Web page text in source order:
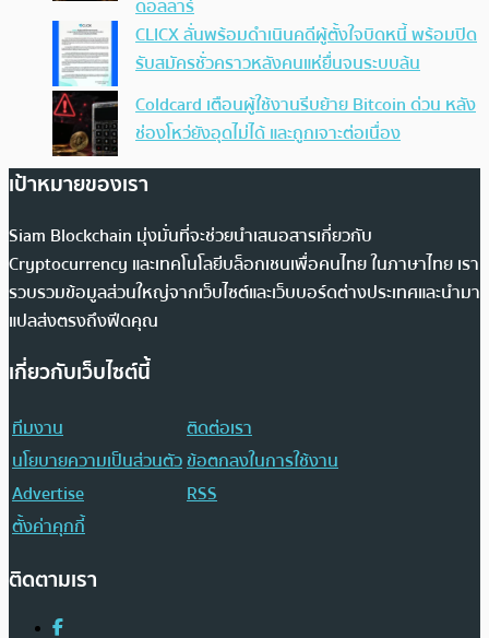
ดอลลาร์
CLICX ลั่นพร้อมดำเนินคดีผู้ตั้งใจบิดหนี้ พร้อมปิด
รับสมัครชั่วคราวหลังคนแห่ยื่นจนระบบล้น
Coldcard เตือนผู้ใช้งานรีบย้าย Bitcoin ด่วน หลัง
ช่องโหว่ยังอุดไม่ได้ และถูกเจาะต่อเนื่อง
เป้าหมายของเรา
Siam Blockchain มุ่งมั่นที่จะช่วยนำเสนอสารเกี่ยวกับ
Cryptocurrency และเทคโนโลยีบล็อกเชนเพื่อคนไทย ในภาษาไทย เรา
รวบรวมข้อมูลส่วนใหญ่จากเว็บไซต์และเว็บบอร์ดต่างประเทศและนำมา
แปลส่งตรงถึงฟีดคุณ
เกี่ยวกับเว็บไซต์นี้
ทีมงาน
ติดต่อเรา
นโยบายความเป็นส่วนตัวข้อตกลงในการใช้งาน
Advertise
RSS
ตั้งค่าคุกกี้
ติดตามเรา